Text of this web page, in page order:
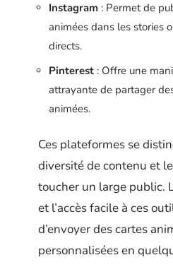
Instagram : Permet de
animées dans les stories
directs.
Pinterest : Offre une
attrayante de partager
animées.
Ces plateformes se
diversité de contenu et
toucher un large public.
et l’accès facile à ces
d’envoyer des cartes
personnalisées en